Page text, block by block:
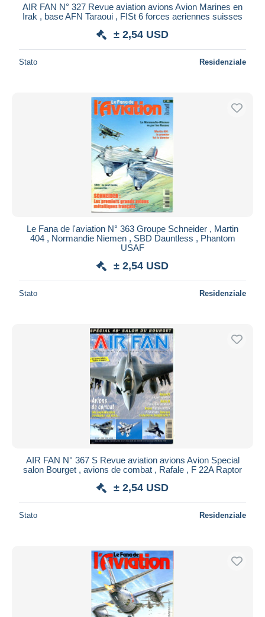
AIR FAN N° 327 Revue aviation avions Avion Marines en
Irak , base AFN Taraoui , FISt 6 forces aeriennes suisses
± 2,54 USD
Stato Residenziale
Le Fana de l'aviation N° 363 Groupe Schneider , Martin
404 , Normandie Niemen , SBD Dauntless , Phantom
USAF
± 2,54 USD
Stato Residenziale
AIR FAN N° 367 S Revue aviation avions Avion Special
salon Bourget , avions de combat , Rafale , F 22A Raptor
± 2,54 USD
Stato Residenziale